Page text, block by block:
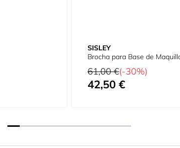
SISLEY
Brocha para Base de
Precio habitual
61,00 €(-30%)
Precio especial
42,50 €